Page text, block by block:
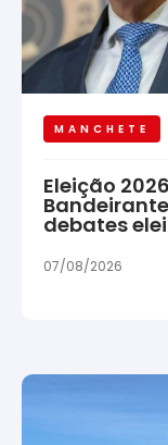
MANCHETE
Eleição
debates
07/08/2026